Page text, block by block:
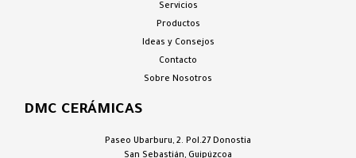
Servicios
Productos
Ideas y Consejos
Contacto
Sobre Nosotros
DMC CERÁMICAS
Paseo Ubarburu, 2. Pol.27 Donostia
San Sebastián, Guipúzcoa